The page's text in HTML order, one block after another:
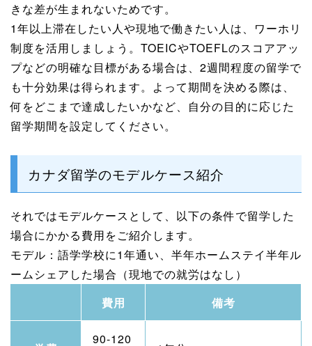
きな差が生まれないためです。
1年以上滞在したい人や現地で働きたい人は、ワーホリ
制度を活用しましょう。TOEICやTOEFLのスコアアッ
プなどの明確な目標がある場合は、2週間程度の留学で
も十分効果は得られます。よって期間を決める際は、
何をどこまで達成したいかなど、自分の目的に応じた
留学期間を設定してください。
カナダ留学のモデルケース紹介
それではモデルケースとして、以下の条件で留学した
場合にかかる費用をご紹介します。
モデル：語学学校に1年通い、半年ホームステイ半年ル
ームシェアした場合（現地での就労はなし）
費用
備考
90-120